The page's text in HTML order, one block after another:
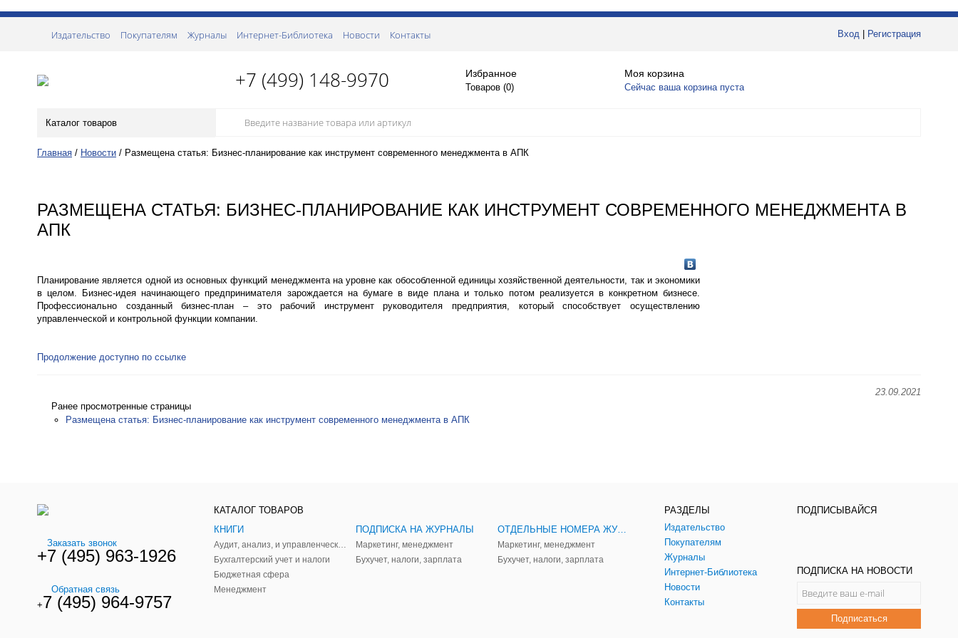
Вход Регистрация
Издательство Покупателям Журналы Интернет-Библиотека Новости Контакты
+7 (499) 148-9970 Избранное
Товаров (0)
Моя корзина
Сейчас ваша корзина пуста
Каталог товаров
Главная / Новости / Размещена статья: Бизнес-планирование как инструмент современного менеджмента в АПК
РАЗМЕЩЕНА СТАТЬЯ: БИЗНЕС-ПЛАНИРОВАНИЕ КАК ИНСТРУМЕНТ СОВРЕМЕННОГО МЕНЕДЖМЕНТА В
АПК
Планирование является одной из основных функций менеджмента на уровне как обособленной единицы хозяйственной деятельности, так и экономики
в целом. Бизнес-идея начинающего предпринимателя зарождается на бумаге в виде плана и только потом реализуется в конкретном бизнесе.
Профессионально созданный бизнес-план – это рабочий инструмент руководителя предприятия, который способствует осуществлению
управленческой и контрольной функции компании.
Продолжение доступно по ссылке
23.09.2021
Ранее просмотренные страницы
Размещена статья: Бизнес-планирование как инструмент современного менеджмента в АПК
Заказать звонок
+7 (495) 963-1926
Обратная связь
+7 (495) 964-9757
КАТАЛОГ ТОВАРОВ
КНИГИ
Аудит, анализ, и управленческий учет
Бухгалтерский учет и налоги
Бюджетная сфера
Менеджмент
ПОДПИСКА НА ЖУРНАЛЫ
Маркетинг, менеджмент
Бухучет, налоги, зарплата
ОТДЕЛЬНЫЕ НОМЕРА ЖУРНАЛОВ
Маркетинг, менеджмент
Бухучет, налоги, зарплата
РАЗДЕЛЫ
Издательство
Покупателям
Журналы
Интернет-Библиотека
Новости
Контакты
ПОДПИСЫВАЙСЯ
ПОДПИСКА НА НОВОСТИ
Подписаться